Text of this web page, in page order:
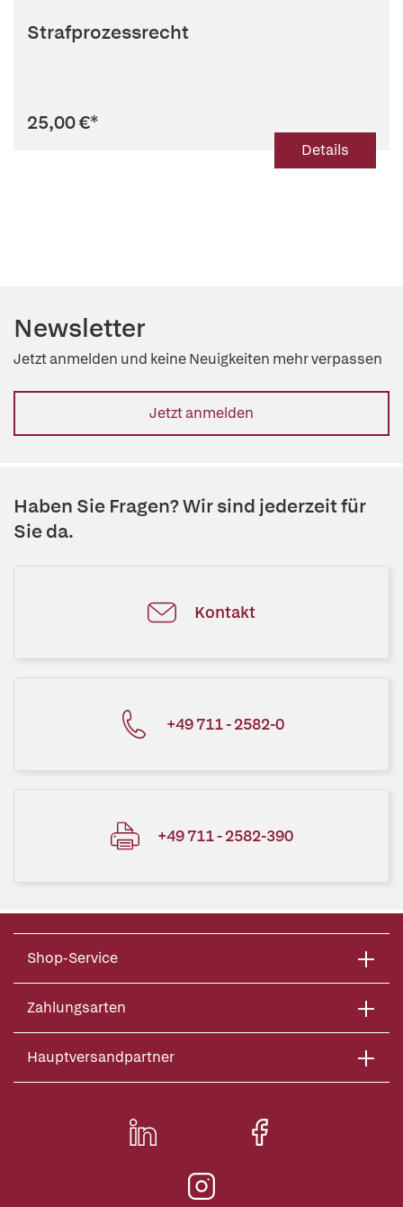
Strafprozessrecht
25,00 €*
Details
Newsletter
Jetzt anmelden und keine Neuigkeiten mehr verpassen
Jetzt anmelden
Haben Sie Fragen? Wir sind jederzeit für
Sie da.
Kontakt
+49 711 - 2582-0
+49 711 - 2582-390
Shop-Service
Zahlungsarten
Hauptversandpartner